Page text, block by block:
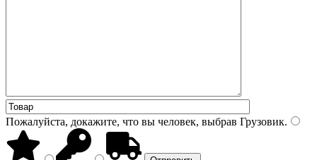
Пожалуйста, докажите, что вы человек, выбрав Грузовик.